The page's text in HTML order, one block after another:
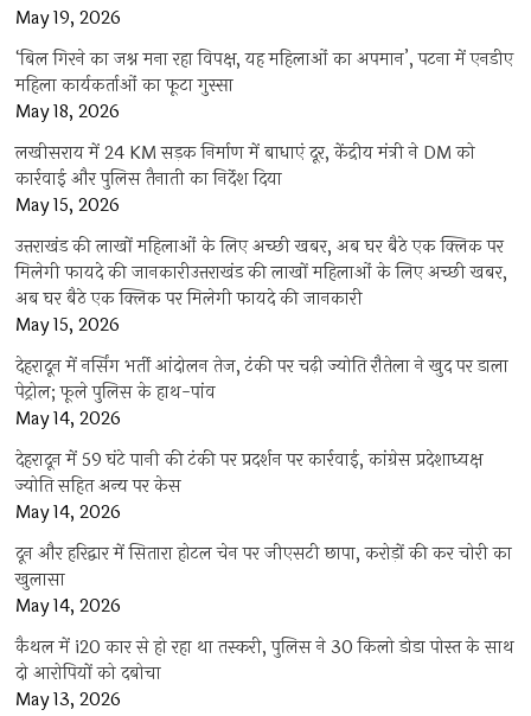
May 19, 2026
‘बिल गिरने का जश्न मना रहा विपक्ष, यह महिलाओं का अपमान’, पटना में एनडीए
महिला कार्यकर्ताओं का फूटा गुस्सा
May 18, 2026
लखीसराय में 24 KM सड़क निर्माण में बाधाएं दूर, केंद्रीय मंत्री ने DM को
कार्रवाई और पुलिस तैनाती का निर्देश दिया
May 15, 2026
उत्तराखंड की लाखों महिलाओं के लिए अच्छी खबर, अब घर बैठे एक क्लिक पर
मिलेगी फायदे की जानकारीउत्तराखंड की लाखों महिलाओं के लिए अच्छी खबर,
अब घर बैठे एक क्लिक पर मिलेगी फायदे की जानकारी
May 15, 2026
देहरादून में नर्सिंग भर्ती आंदोलन तेज, टंकी पर चढ़ी ज्योति रौतेला ने खुद पर डाला
पेट्रोल; फूले पुलिस के हाथ-पांव
May 14, 2026
देहरादून में 59 घंटे पानी की टंकी पर प्रदर्शन पर कार्रवाई, कांग्रेस प्रदेशाध्यक्ष
ज्योति सहित अन्य पर केस
May 14, 2026
दून और हरिद्वार में सितारा होटल चेन पर जीएसटी छापा, करोड़ों की कर चोरी का
खुलासा
May 14, 2026
कैथल में i20 कार से हो रहा था तस्करी, पुलिस ने 30 किलो डोडा पोस्त के साथ
दो आरोपियों को दबोचा
May 13, 2026